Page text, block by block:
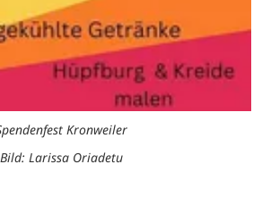
Kronweiler
Bild: Larissa Oriadetu